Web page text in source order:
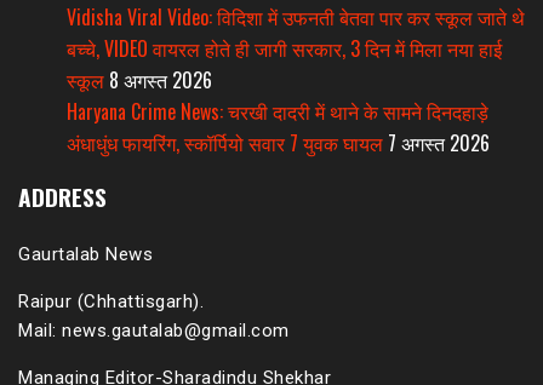
Vidisha Viral Video: विदिशा में उफनती बेतवा पार कर स्कूल जाते थे
बच्चे, VIDEO वायरल होते ही जागी सरकार, 3 दिन में मिला नया हाई
स्कूल 8 अगस्त 2026
Haryana Crime News: चरखी दादरी में थाने के सामने दिनदहाड़े
अंधाधुंध फायरिंग, स्कॉर्पियो सवार 7 युवक घायल 7 अगस्त 2026
ADDRESS
Gaurtalab News
Raipur (Chhattisgarh).
Mail: news.gautalab@gmail.com
Managing Editor-Sharadindu Shekhar